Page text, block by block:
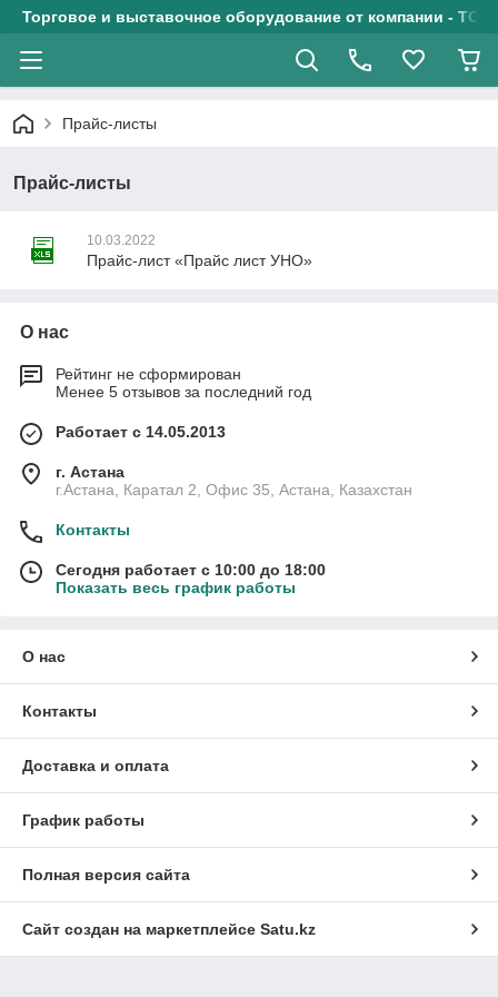
Торговое и выставочное оборудование от компании - ТОО
Прайс-листы
Прайс-листы
10.03.2022
Прайс-лист «Прайс лист УНО»
О нас
Рейтинг не сформирован
Менее 5 отзывов за последний год
Работает с 14.05.2013
г. Астана
г.Астана, Каратал 2, Офис 35, Астана, Казахстан
Контакты
Сегодня работает с 10:00 до 18:00
Показать весь график работы
О нас
Контакты
Доставка и оплата
График работы
Полная версия сайта
Сайт создан на маркетплейсе Satu.kz